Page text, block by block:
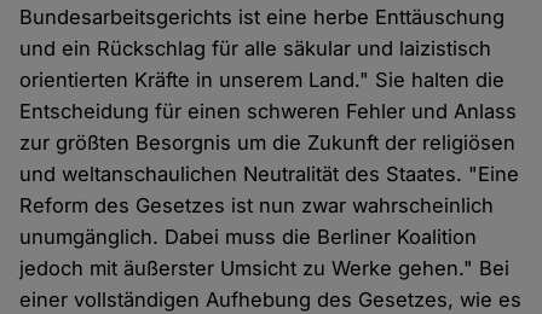
Bundesarbeitsgerichts ist eine herbe Enttäuschung
und ein Rückschlag für alle säkular und laizistisch
orientierten Kräfte in unserem Land." Sie halten die
Entscheidung für einen schweren Fehler und Anlass
zur größten Besorgnis um die Zukunft der religiösen
und weltanschaulichen Neutralität des Staates. "Eine
Reform des Gesetzes ist nun zwar wahrscheinlich
unumgänglich. Dabei muss die Berliner Koalition
jedoch mit äußerster Umsicht zu Werke gehen." Bei
einer vollständigen Aufhebung des Gesetzes, wie es